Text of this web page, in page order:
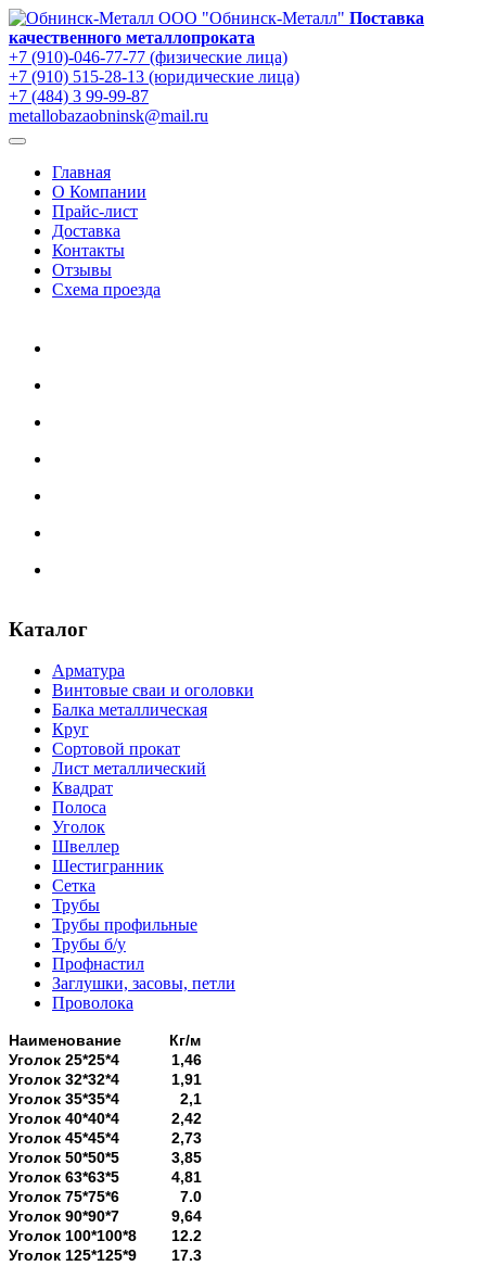
ООО "Обнинск-Металл" Поставка
качественного металлопроката
+7 (910)-046-77-77 (физические лица)
+7 (910) 515-28-13 (юридические лица)
+7 (484) 3 99-99-87
metallobazaobninsk@mail.ru
Главная
О Компании
Прайс-лист
Доставка
Контакты
Отзывы
Схема проезда
Каталог
Арматура
Винтовые сваи и оголовки
Балка металлическая
Круг
Сортовой прокат
Лист металлический
Квадрат
Полоса
Уголок
Швеллер
Шестигранник
Сетка
Трубы
Трубы профильные
Трубы б/у
Профнастил
Заглушки, засовы, петли
Проволока
Наименование Кг/м
Уголок 25*25*4 1,46
Уголок 32*32*4 1,91
Уголок 35*35*4 2,1
Уголок 40*40*4 2,42
Уголок 45*45*4 2,73
Уголок 50*50*5 3,85
Уголок 63*63*5 4,81
Уголок 75*75*6 7.0
Уголок 90*90*7 9,64
Уголок 100*100*8 12.2
Уголок 125*125*9 17.3